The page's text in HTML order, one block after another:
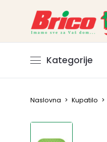
Kategorije
Naslovna > Kupatilo >